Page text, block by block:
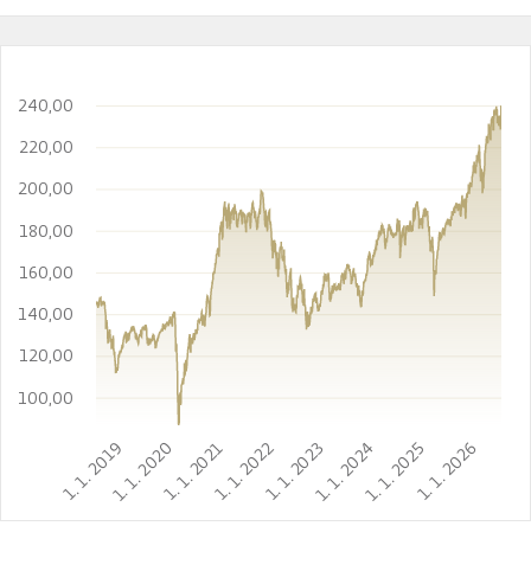
1. 1. 20191. 1. 20201. 1. 20211. 1. 20221. 1. 20231. 1. 20241. 1. 20251. 1. 2026
100,00
120,00
140,00
160,00
180,00
200,00
220,00
240,00